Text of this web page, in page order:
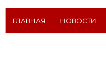
ГЛАВНАЯ НОВОСТИ